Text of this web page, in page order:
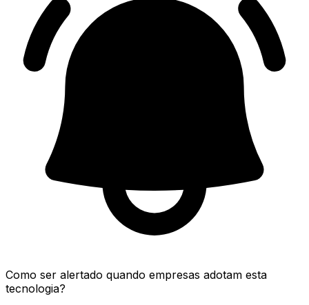
Como ser alertado quando empresas adotam esta
tecnologia?